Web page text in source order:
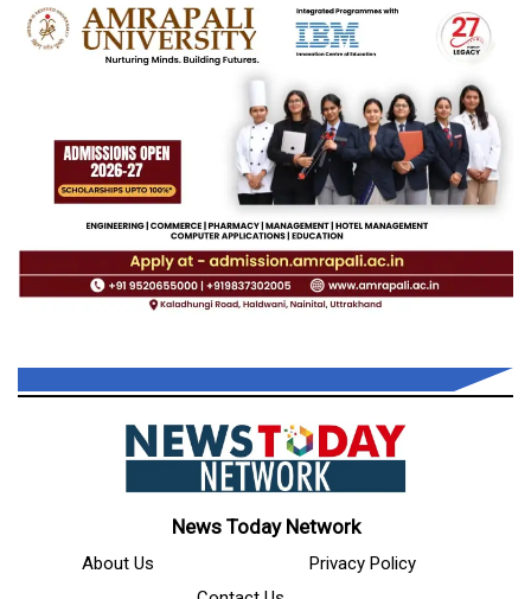
News Today Network
About Us
Privacy Policy